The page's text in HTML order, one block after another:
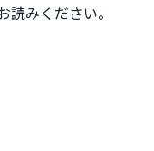
みください。